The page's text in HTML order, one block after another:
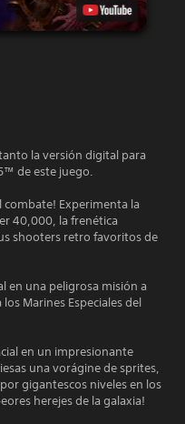
la versión digital para
de este juego.
combate! Experimenta la
40,000, la frenética
shooters retro favoritos de
en una peligrosa misión a
Marines Especiales del
en un impresionante
una vorágine de sprites,
gigantescos niveles en los
herejes de la galaxia!